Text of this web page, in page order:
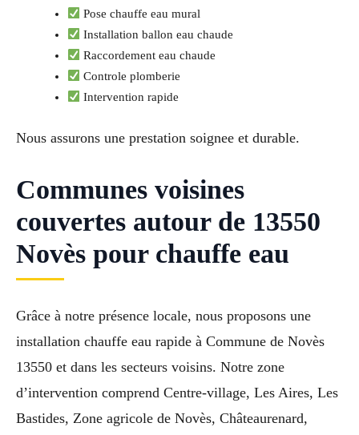
Pose chauffe eau mural
Installation ballon eau chaude
Raccordement eau chaude
Controle plomberie
Intervention rapide
Nous assurons une prestation soignee et durable.
Communes voisines
couvertes autour de 13550
Novès pour chauffe eau
Grâce à notre présence locale, nous proposons une
installation chauffe eau rapide à Commune de Novès
13550 et dans les secteurs voisins. Notre zone
d’intervention comprend Centre-village, Les Aires, Les
Bastides, Zone agricole de Novès, Châteaurenard,